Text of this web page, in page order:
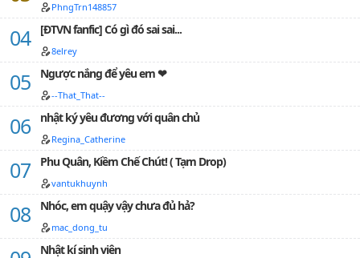
PhngTrn148857
[ĐTVN fanfic] Có gì đó sai sai...
8elrey
Ngược nắng để yêu em ❤
--That_That--
nhật ký yêu đương với quân chủ
Regina_Catherine
Phu Quân, Kiềm Chế Chút! ( Tạm Drop)
vantukhuynh
Nhóc, em quậy vậy chưa đủ hả?
mac_dong_tu
Nhật kí sinh viên